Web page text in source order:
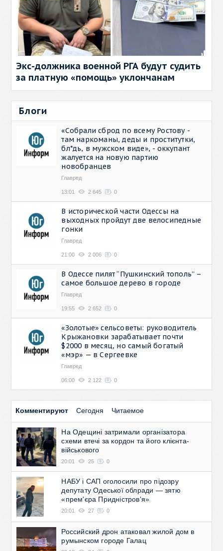
Экс-должника военной РГА будут судить
за платную «помощь» уклончанам
Блоги
«Собрали сброд по всему Ростову -
там наркоманы, деды и проститутки,
бл*дь, в мужском виде», - оккупант
жалуется на новую партию
новобранцев
Главред
13:01 2 645 0
В исторической части Одессы на
выходных пройдут две велосипедные
гонки
Главред
21:00 2 006 0
В Одессе пилят “Пушкинский тополь” –
самое большое дерево в городе
Главред
19:55 2 652 0
«Золотые» сельсоветы: руководитель
Крыжановки зарабатывает почти
$2000 в месяц, но самый богатый
«мэр» — в Сергеевке
Главред
06:00 2 122 0
Комментируют Сегодня Читаемое
На Одещині затримали організатора
схеми втечі за кордон та його клієнта-
військового
20:01 25 0
НАБУ і САП оголосили про підозру
депутату Одеської облради — зятю
«прем'єра Придністров'я»
20:01 27 0
Российский дрон атаковал жилой дом в
румынском городе Галац